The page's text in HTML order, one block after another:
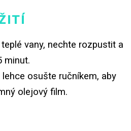
vany, nechte rozpustit a
minut.
osušte ručníkem, aby
olejový film.